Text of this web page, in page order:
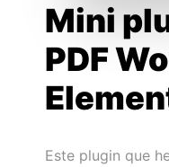
Mini
PDF
Este plugin que